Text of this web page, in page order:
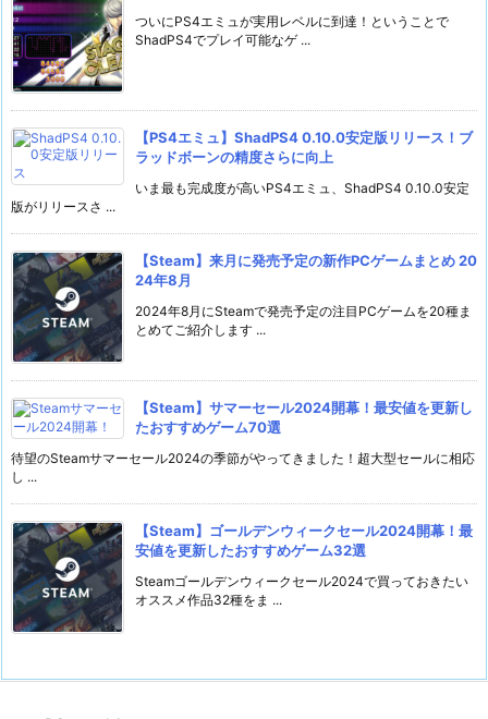
ついにPS4エミュが実用レベルに到達！ということで
ShadPS4でプレイ可能なゲ ...
【PS4エミュ】ShadPS4 0.10.0安定版リリース！ブ
ラッドボーンの精度さらに向上
いま最も完成度が高いPS4エミュ、ShadPS4 0.10.0安定
版がリリースさ ...
【Steam】来月に発売予定の新作PCゲームまとめ 20
24年8月
2024年8月にSteamで発売予定の注目PCゲームを20種ま
とめてご紹介します ...
【Steam】サマーセール2024開幕！最安値を更新し
たおすすめゲーム70選
待望のSteamサマーセール2024の季節がやってきました！超大型セールに相応
し ...
【Steam】ゴールデンウィークセール2024開幕！最
安値を更新したおすすめゲーム32選
Steamゴールデンウィークセール2024で買っておきたい
オススメ作品32種をま ...